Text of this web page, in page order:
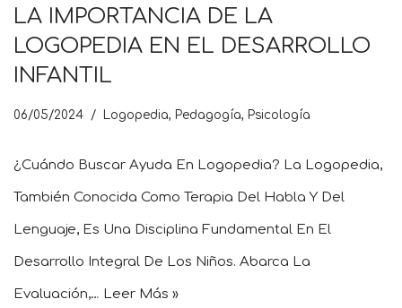
LA IMPORTANCIA DE LA
LOGOPEDIA EN EL DESARROLLO
INFANTIL
06/05/2024 Logopedia, Pedagogía, Psicología
¿Cuándo Buscar Ayuda En Logopedia? La Logopedia,
También Conocida Como Terapia Del Habla Y Del
Lenguaje, Es Una Disciplina Fundamental En El
Desarrollo Integral De Los Niños. Abarca La
Evaluación,… Leer Más »